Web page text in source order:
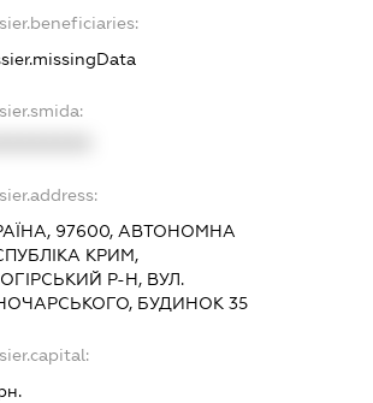
97600, АВТОНОМНА
КРИМ,
Р-Н, ВУЛ.
БУДИНОК 35